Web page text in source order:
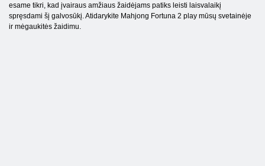
esame tikri, kad įvairaus amžiaus žaidėjams patiks leisti laisvalaikį
spręsdami šį galvosūkį. Atidarykite Mahjong Fortuna 2 play mūsų svetainėje
ir mėgaukitės žaidimu.